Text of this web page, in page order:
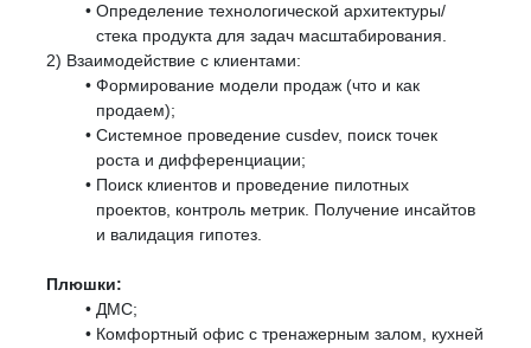
Определение технологической архитектуры/
стека продукта для задач масштабирования.
2) Взаимодействие с клиентами:
Формирование модели продаж (что и как
продаем);
Системное проведение cusdev, поиск точек
роста и дифференциации;
Поиск клиентов и проведение пилотных
проектов, контроль метрик. Получение инсайтов
и валидация гипотез.
Плюшки:
ДМС;
Комфортный офис с тренажерным залом, кухней